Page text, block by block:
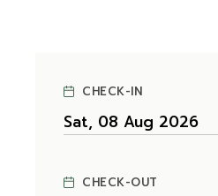
CHECK-IN
CHECK-OUT